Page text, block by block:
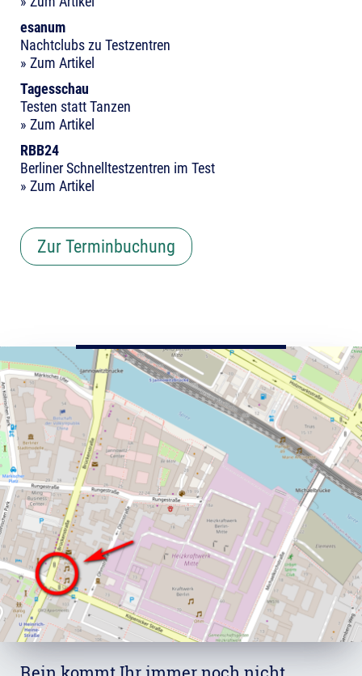
esanum
Nachtclubs zu Testzentren
» Zum Artikel
Tagesschau
Testen statt Tanzen
» Zum Artikel
RBB24
Berliner Schnelltestzentren im Test
» Zum Artikel
Zur Terminbuchung